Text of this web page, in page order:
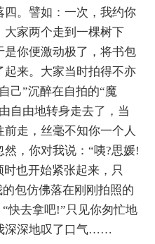
。譬如：一次，我约你
大家两个走到一棵树下
你便激动极了，将书包
来。大家当时拍得不亦
己”沉醉在自拍的“魔
自由地转身走去了，当
走，丝毫不知你一个人
，你对我说：“咦?思媛!
也开始紧张起来，只
包仿佛落在刚刚拍照的
快去拿吧!”只见你匆忙地
深深地叹了口气……